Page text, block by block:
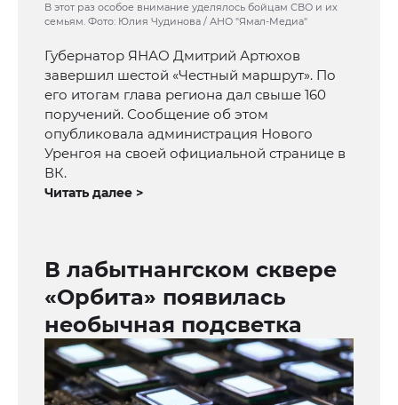
В этот раз особое внимание уделялось бойцам СВО и их
семьям. Фото: Юлия Чудинова / АНО "Ямал-Медиа"
Губернатор ЯНАО Дмитрий Артюхов
завершил шестой «Честный маршрут». По
его итогам глава региона дал свыше 160
поручений. Сообщение об этом
опубликовала администрация Нового
Уренгоя на своей официальной странице в
ВК.
Читать далее >
В лабытнангском сквере
«Орбита» появилась
необычная подсветка